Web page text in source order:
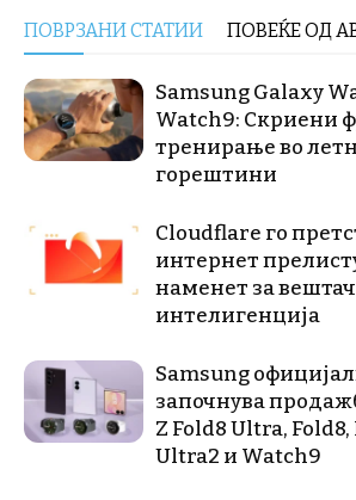
ПОВРЗАНИ СТАТИИ ПОВЕЌЕ ОД
Samsung Galaxy
Watch9: Скриени
тренирање во
горештини
Cloudflare го
интернет
наменет за
интелигенција
Samsung
започнува
Z Fold8 Ultra,
Ultra2 и Watch9